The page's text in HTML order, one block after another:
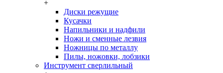
+
Диски режущие
Кусачки
Напильники и надфили
Ножи и сменные лезвия
Ножницы по металлу
Пилы, ножовки, лобзики
Инструмент сверлильный